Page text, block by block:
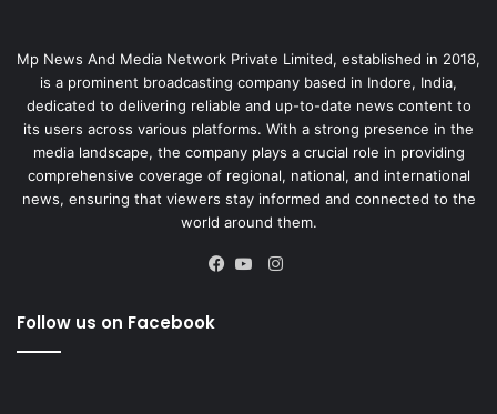
Mp News And Media Network Private Limited, established in 2018,
is a prominent broadcasting company based in Indore, India,
dedicated to delivering reliable and up-to-date news content to
its users across various platforms. With a strong presence in the
media landscape, the company plays a crucial role in providing
comprehensive coverage of regional, national, and international
news, ensuring that viewers stay informed and connected to the
world around them.
Instagram
Follow us on Facebook